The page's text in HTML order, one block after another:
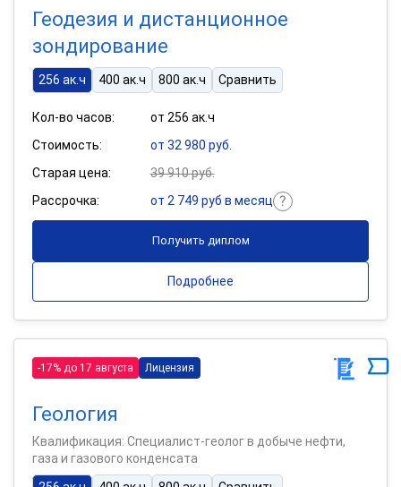
Геодезия и дистанционное
зондирование
256 ак.ч 400 ак.ч 800 ак.ч Сравнить
Кол-во часов:
от 256 ак.ч
Стоимость:
от 32 980 руб.
Старая цена:
39 910 руб.
Рассрочка:
от 2 749 руб в месяц
Получить диплом
Подробнее
-17% до 17 августа Лицензия
Геология
Квалификация: Специалист-геолог в добыче нефти,
газа и газового конденсата